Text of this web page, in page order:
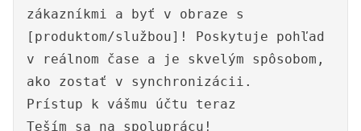
zákazníkmi a byť v obraze s
[produktom/službou]! Poskytuje pohľad
v reálnom čase a je skvelým spôsobom,
ako zostať v synchronizácii.
Prístup k vášmu účtu teraz
Teším sa na spoluprácu!